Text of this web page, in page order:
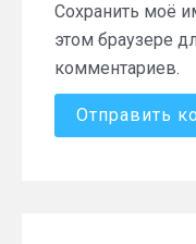
Сохранить моё
этом браузере
комментариев.